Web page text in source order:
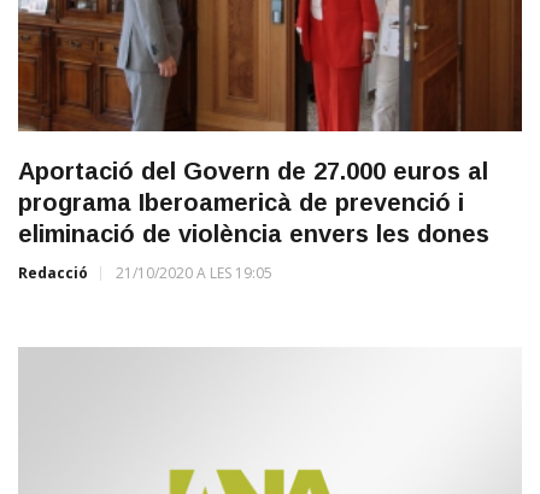
Aportació del Govern de 27.000 euros al
programa Iberoamericà de prevenció i
eliminació de violència envers les dones
Redacció 21/10/2020 A LES 19:05